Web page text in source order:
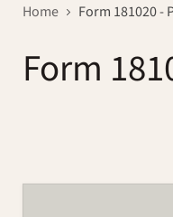
Home Form 181020 -
Form